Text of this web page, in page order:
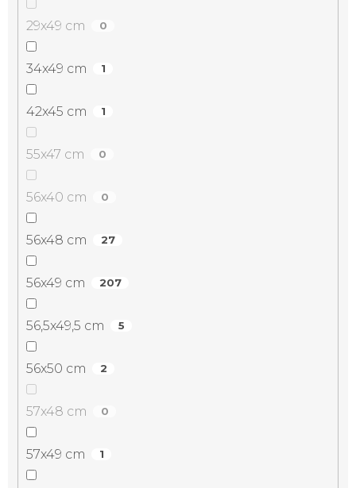
29x49 cm 0
34x49 cm 1
42x45 cm 1
55x47 cm 0
56x40 cm 0
56x48 cm 27
56x49 cm 207
56,5x49,5 cm 5
56x50 cm 2
57x48 cm 0
57x49 cm 1